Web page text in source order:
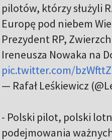
pilotów, którzy służyli
Europę pod niebem
Prezydent RP,
Ireneusza Nowaka na
pic.twitter.com/
— Rafał Leśkiewicz
- Polski pilot, polski
podejmowania